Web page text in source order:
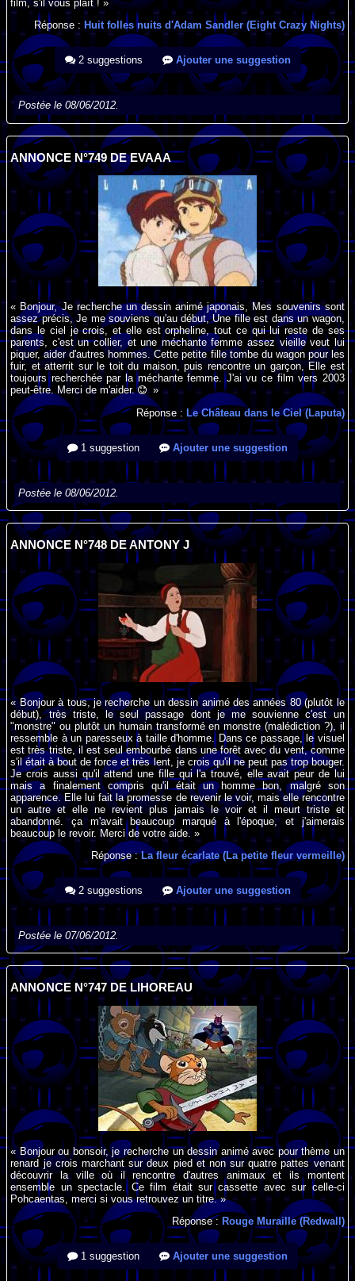
film, s'il vous plaît ! »
Réponse : Huit folles nuits d'Adam Sandler (Eight Crazy Nights)
2 suggestions Ajouter une suggestion
Postée le 08/06/2012.
ANNONCE N°749 DE EVAAA
« Bonjour, Je recherche un dessin animé japonais, Mes souvenirs sont
assez précis, Je me souviens qu'au début, Une fille est dans un wagon,
dans le ciel je crois, et elle est orpheline, tout ce qui lui reste de ses
parents, c'est un collier, et une méchante femme assez vieille veut lui
piquer, aider d'autres hommes. Cette petite fille tombe du wagon pour les
fuir, et atterrit sur le toit du maison, puis rencontre un garçon, Elle est
toujours recherchée par la méchante femme. J'ai vu ce film vers 2003
peut-être. Merci de m'aider.
»
Réponse : Le Château dans le Ciel (Laputa)
1 suggestion Ajouter une suggestion
Postée le 08/06/2012.
ANNONCE N°748 DE ANTONY J
« Bonjour à tous, je recherche un dessin animé des années 80 (plutôt le
début), très triste, le seul passage dont je me souvienne c'est un
"monstre" ou plutôt un humain transformé en monstre (malédiction ?), il
ressemble à un paresseux à taille d'homme. Dans ce passage, le visuel
est très triste, il est seul embourbé dans une forêt avec du vent, comme
s'il était à bout de force et très lent, je crois qu'il ne peut pas trop bouger.
Je crois aussi qu'il attend une fille qui l'a trouvé, elle avait peur de lui
mais a finalement compris qu'il était un homme bon, malgré son
apparence. Elle lui fait la promesse de revenir le voir, mais elle rencontre
un autre et elle ne revient plus jamais le voir et il meurt triste et
abandonné. ça m'avait beaucoup marqué à l'époque, et j'aimerais
beaucoup le revoir. Merci de votre aide. »
Réponse :La fleur écarlate (La petite fleur vermeille)
2 suggestions Ajouter une suggestion
Postée le 07/06/2012.
ANNONCE N°747 DE LIHOREAU
« Bonjour ou bonsoir, je recherche un dessin animé avec pour thème un
renard je crois marchant sur deux pied et non sur quatre pattes venant
découvrir la ville où il rencontre d'autres animaux et ils montent
ensemble un spectacle. Ce film était sur cassette avec sur celle-ci
Pohcaentas, merci si vous retrouvez un titre. »
Réponse : Rouge Muraille (Redwall)
1 suggestion Ajouter une suggestion